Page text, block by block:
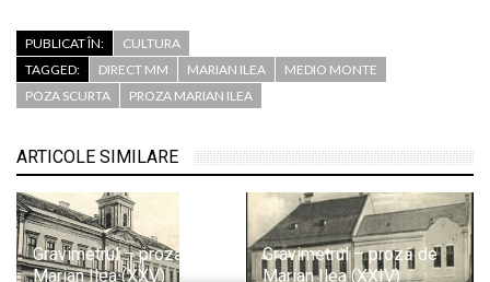
PUBLICAT ÎN:
CULTURA
TAGGED:
DIRECT MM MARIAN ILEA
MEDIO MONTE
POZA SCURTA
PROZA MARIAN ILEA
ARTICOLE SIMILARE
Gravimetrul – proză de
Marian Ilea (XXV)
Gravimetrul – proză de
Marian Ilea (XXIV)